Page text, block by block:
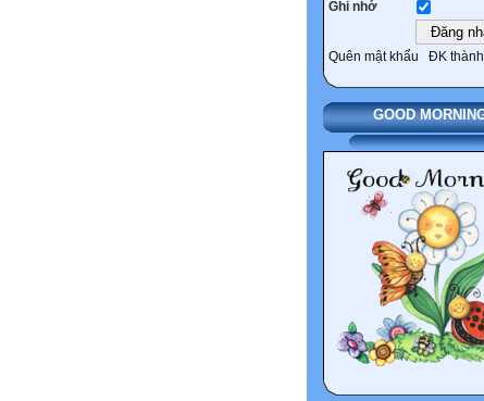
Ghi nhớ
Quên mật khẩu ĐK
GOOD